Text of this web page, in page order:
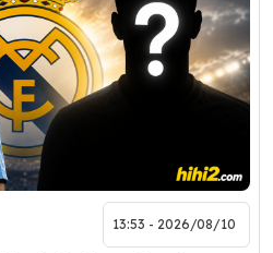
2026/08/10 - 13:53